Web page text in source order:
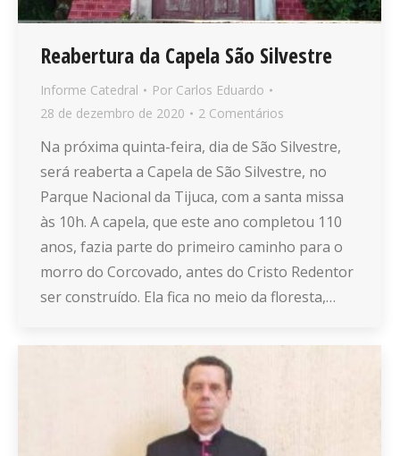
Reabertura da Capela São Silvestre
Informe Catedral Por Carlos Eduardo
28 de dezembro de 2020
2 Comentários
Na próxima quinta-feira, dia de São Silvestre,
será reaberta a Capela de São Silvestre, no
Parque Nacional da Tijuca, com a santa missa
às 10h. A capela, que este ano completou 110
anos, fazia parte do primeiro caminho para o
morro do Corcovado, antes do Cristo Redentor
ser construído. Ela fica no meio da floresta,…